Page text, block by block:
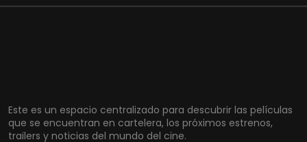
Este es un espacio centralizado para descubrir las películas
que se encuentran en cartelera, los próximos estrenos,
trailers y noticias del mundo del cine.